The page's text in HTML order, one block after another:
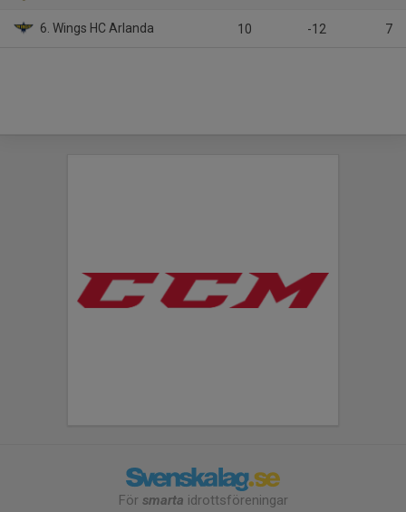
6. Wings HC Arlanda 10 -12 7
För smarta idrottsföreningar